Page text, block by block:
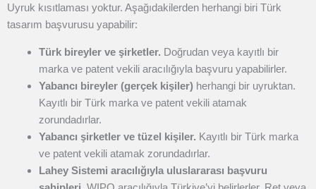
Uyruk kısıtlaması yoktur. Aşağıdakilerden herhangi biri Türk
tasarım başvurusu yapabilir:
Türk bireyler ve şirketler. Doğrudan veya kayıtlı bir
marka ve patent vekili aracılığıyla başvuru yapabilirler.
Yabancı bireyler (gerçek kişiler) herhangi bir uyruktan.
Kayıtlı bir Türk marka ve patent vekili atamak
zorundadırlar.
Yabancı şirketler ve tüzel kişiler. Kayıtlı bir Türk marka
ve patent vekili atamak zorundadırlar.
Lahey Sistemi aracılığıyla uluslararası başvuru